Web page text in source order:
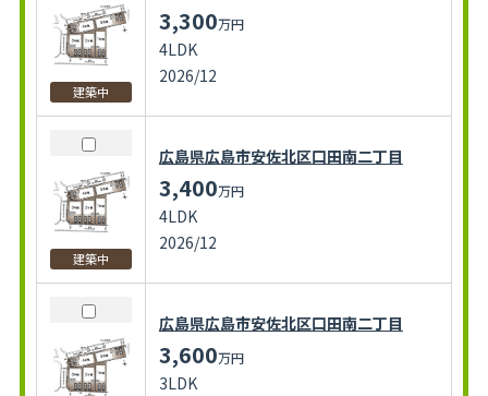
建築中
3,300万円
4LDK
2026/12
建築中
広島県広島市安佐北区口田南二丁目
3,400万円
4LDK
2026/12
広島県広島市安佐北区口田南二丁目
3,600万円
3LDK